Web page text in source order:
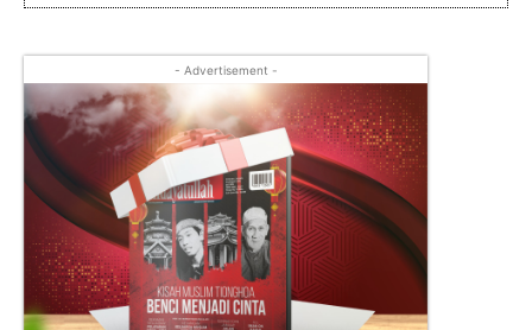
- Advertisement -